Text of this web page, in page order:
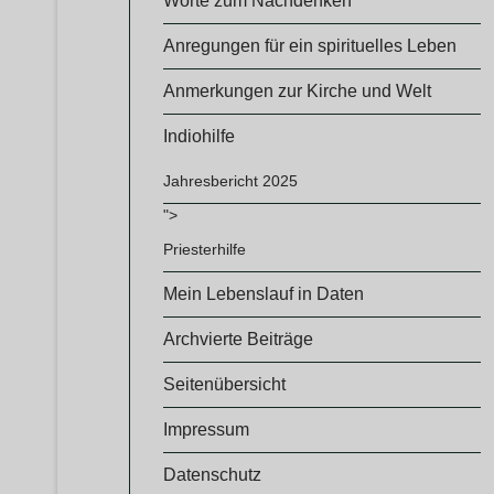
Anregungen für ein spirituelles Leben
Anmerkungen zur Kirche und Welt
Indiohilfe
Jahresbericht 2025
">
Priesterhilfe
Mein Lebenslauf in Daten
Archvierte Beiträge
Seitenübersicht
Impressum
Datenschutz